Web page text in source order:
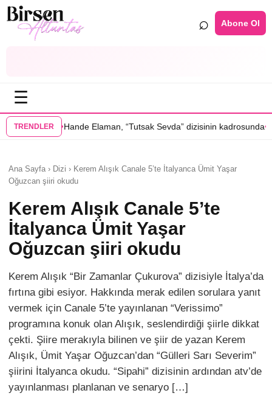
⌕ Abone Ol
☰
TRENDLER
Elaman, “Tutsak Sevda” dizisinin kadrosunda• Serenay Sarıkaya’lı
Ana Sayfa › Dizi › Kerem Alışık Canale 5’te İtalyanca Ümit Yaşar
Oğuzcan şiiri okudu
Kerem Alışık Canale 5’te
İtalyanca Ümit Yaşar
Oğuzcan şiiri okudu
Kerem Alışık “Bir Zamanlar Çukurova” dizisiyle İtalya’da
fırtına gibi esiyor. Hakkında merak edilen sorulara yanıt
vermek için Canale 5’te yayınlanan “Verissimo”
programına konuk olan Alışık, seslendirdiği şiirle dikkat
çekti. Şiire merakıyla bilinen ve şiir de yazan Kerem
Alışık, Ümit Yaşar Oğuzcan’dan “Gülleri Sarı Severim”
şiirini İtalyanca okudu. “Sipahi” dizisinin ardından atv’de
yayınlanması planlanan ve senaryo […]